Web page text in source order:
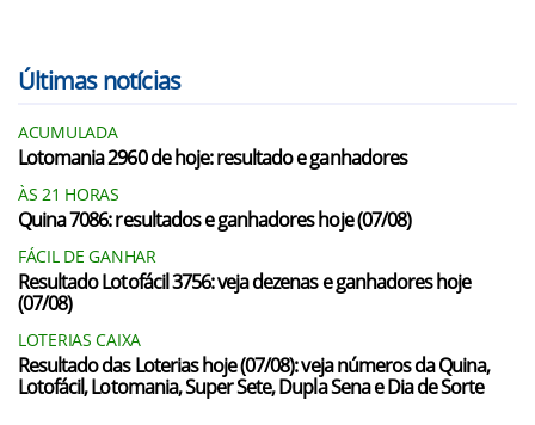
Últimas notícias
ACUMULADA
Lotomania 2960 de hoje: resultado e ganhadores
ÀS 21 HORAS
Quina 7086: resultados e ganhadores hoje (07/08)
FÁCIL DE GANHAR
Resultado Lotofácil 3756: veja dezenas e ganhadores hoje
(07/08)
LOTERIAS CAIXA
Resultado das Loterias hoje (07/08): veja números da Quina,
Lotofácil, Lotomania, Super Sete, Dupla Sena e Dia de Sorte